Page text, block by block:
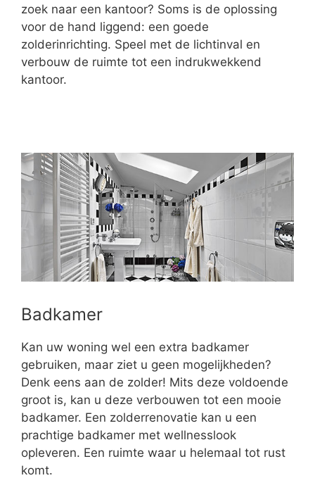
zoek naar een kantoor? Soms is de oplossing
voor de hand liggend: een goede
zolderinrichting. Speel met de lichtinval en
verbouw de ruimte tot een indrukwekkend
kantoor.
Badkamer
Kan uw woning wel een extra badkamer
gebruiken, maar ziet u geen mogelijkheden?
Denk eens aan de zolder! Mits deze voldoende
groot is, kan u deze verbouwen tot een mooie
badkamer. Een zolderrenovatie kan u een
prachtige badkamer met wellnesslook
opleveren. Een ruimte waar u helemaal tot rust
komt.